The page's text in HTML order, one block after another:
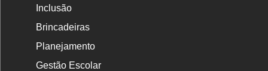
Inclusão
Brincadeiras
Planejamento
Gestão Escolar